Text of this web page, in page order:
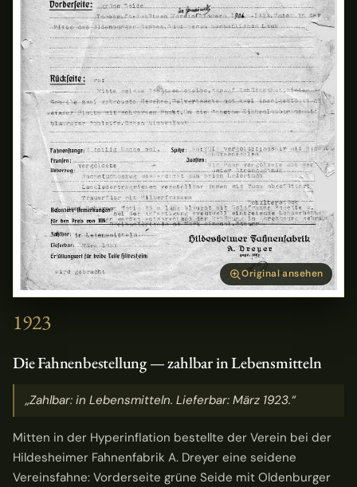
Original ansehen
1923
Die Fahnenbestellung — zahlbar in Lebensmitteln
„Zahlbar: in Lebensmitteln. Lieferbar: März 1923.“
Mitten in der Hyperinflation bestellte der Verein bei der
Hildesheimer Fahnenfabrik A. Dreyer eine seidene
Vereinsfahne: Vorderseite grüne Seide mit Oldenburger